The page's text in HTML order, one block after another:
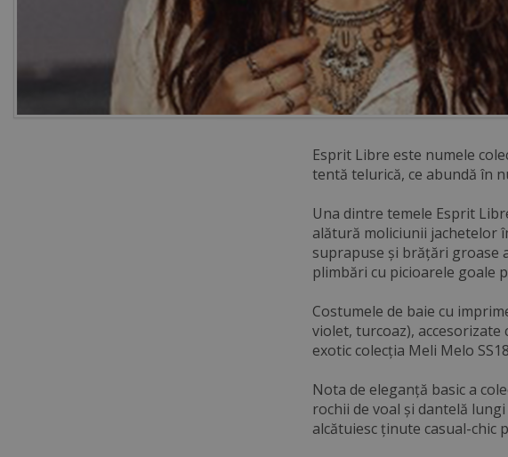
Esprit Libre este numele
tentă telurică, ce abundă în
Una dintre temele Esprit
alătură moliciunii jachetelor
suprapuse și brățări groase
plimbări cu picioarele goale
Costumele de baie cu
violet, turcoaz),
exotic colecția Meli Melo
Nota de eleganță basic a
rochii de voal și dantelă
alcătuiesc ținute casual-chic